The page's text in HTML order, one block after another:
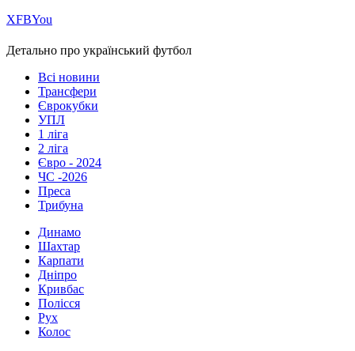
ХFBYou
Детально про український футбол
Всі новини
Трансфери
Єврокубки
УПЛ
1 ліга
2 ліга
Євро - 2024
ЧС -2026
Преса
Трибуна
Динамо
Шахтар
Карпати
Дніпро
Кривбас
Полісся
Рух
Колос